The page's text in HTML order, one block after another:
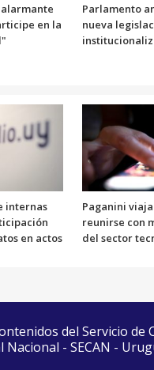
alarmante
en la
Parlamento
nueva
internas
en actos
Paganini
reunirse con
del sector
del Servicio de
Nacional - SECAN -